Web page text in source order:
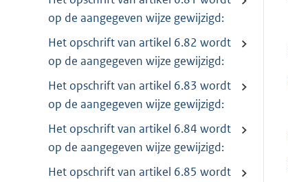
op de aangegeven wijze gewijzigd:
Het opschrift van artikel 6.82 wordt
op de aangegeven wijze gewijzigd:
Het opschrift van artikel 6.83 wordt
op de aangegeven wijze gewijzigd:
Het opschrift van artikel 6.84 wordt
op de aangegeven wijze gewijzigd:
Het opschrift van artikel 6.85 wordt